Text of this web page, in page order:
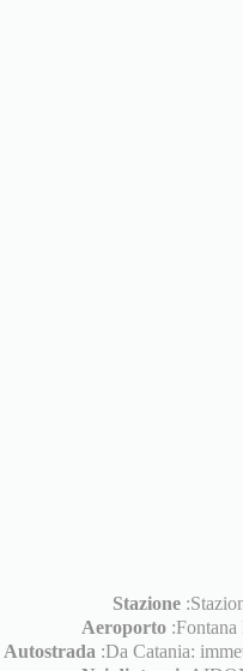
Stazione
Aeroporto:Fontana
Autostrada:Da Catania: